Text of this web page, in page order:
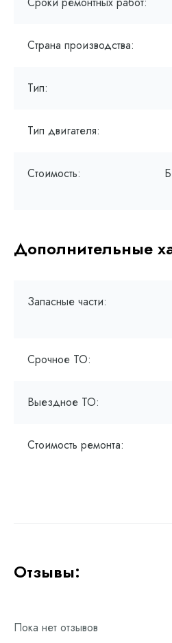
Страна производства:
Тип:
Тип двигателя:
Стоимость:
Дополнительные
Запасные части:
Срочное ТО:
Выездное ТО:
Стоимость ремонта:
Отзывы:
Пока нет отзывов